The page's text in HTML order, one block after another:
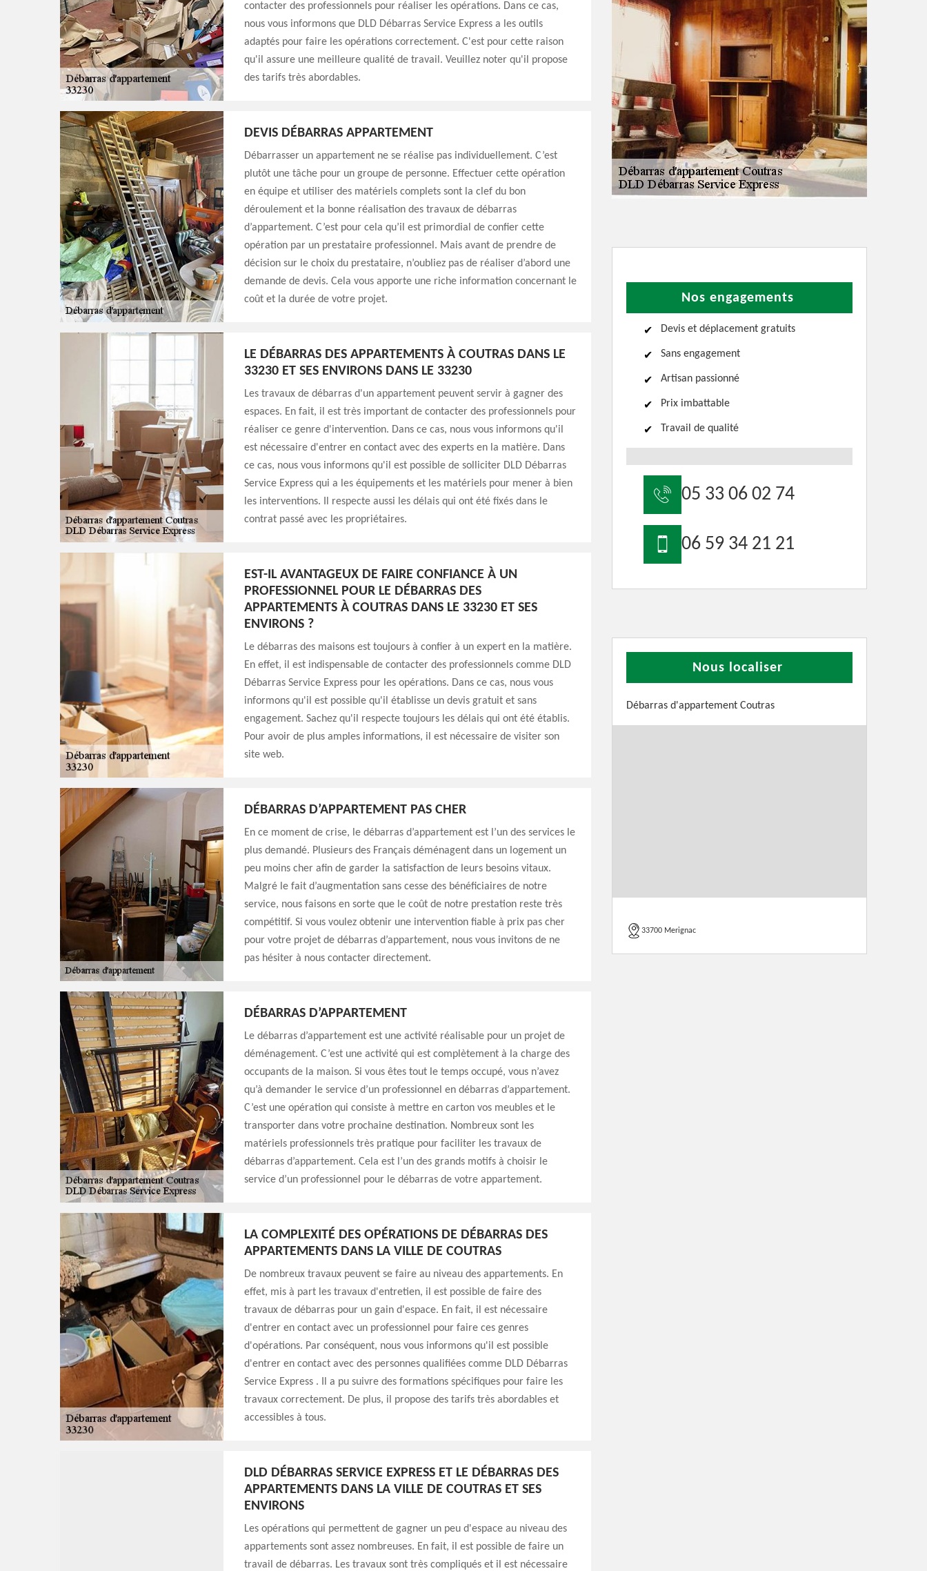
contacter des professionnels pour réaliser les opérations. Dans ce cas,
nous vous informons que DLD Débarras Service Express a les outils
adaptés pour faire les opérations correctement. C'est pour cette raison
qu'il assure une meilleure qualité de travail. Veuillez noter qu'il propose
des tarifs très abordables.
DEVIS DÉBARRAS APPARTEMENT
Débarrasser un appartement ne se réalise pas individuellement. C’est
plutôt une tâche pour un groupe de personne. Effectuer cette opération
en équipe et utiliser des matériels complets sont la clef du bon
déroulement et la bonne réalisation des travaux de débarras
d’appartement. C’est pour cela qu’il est primordial de confier cette
opération par un prestataire professionnel. Mais avant de prendre de
décision sur le choix du prestataire, n’oubliez pas de réaliser d’abord une
demande de devis. Cela vous apporte une riche information concernant le
coût et la durée de votre projet.
LE DÉBARRAS DES APPARTEMENTS À COUTRAS DANS LE
33230 ET SES ENVIRONS DANS LE 33230
Les travaux de débarras d'un appartement peuvent servir à gagner des
espaces. En fait, il est très important de contacter des professionnels pour
réaliser ce genre d'intervention. Dans ce cas, nous vous informons qu'il
est nécessaire d'entrer en contact avec des experts en la matière. Dans
ce cas, nous vous informons qu'il est possible de solliciter DLD Débarras
Service Express qui a les équipements et les matériels pour mener à bien
les interventions. Il respecte aussi les délais qui ont été fixés dans le
contrat passé avec les propriétaires.
EST-IL AVANTAGEUX DE FAIRE CONFIANCE À UN
PROFESSIONNEL POUR LE DÉBARRAS DES
APPARTEMENTS À COUTRAS DANS LE 33230 ET SES
ENVIRONS ?
Le débarras des maisons est toujours à confier à un expert en la matière.
En effet, il est indispensable de contacter des professionnels comme DLD
Débarras Service Express pour les opérations. Dans ce cas, nous vous
informons qu'il est possible qu'il établisse un devis gratuit et sans
engagement. Sachez qu'il respecte toujours les délais qui ont été établis.
Pour avoir de plus amples informations, il est nécessaire de visiter son
site web.
DÉBARRAS D’APPARTEMENT PAS CHER
En ce moment de crise, le débarras d’appartement est l’un des services le
plus demandé. Plusieurs des Français déménagent dans un logement un
peu moins cher afin de garder la satisfaction de leurs besoins vitaux.
Malgré le fait d’augmentation sans cesse des bénéficiaires de notre
service, nous faisons en sorte que le coût de notre prestation reste très
compétitif. Si vous voulez obtenir une intervention fiable à prix pas cher
pour votre projet de débarras d’appartement, nous vous invitons de ne
pas hésiter à nous contacter directement.
DÉBARRAS D’APPARTEMENT
Le débarras d’appartement est une activité réalisable pour un projet de
déménagement. C’est une activité qui est complètement à la charge des
occupants de la maison. Si vous êtes tout le temps occupé, vous n’avez
qu’à demander le service d’un professionnel en débarras d’appartement.
C’est une opération qui consiste à mettre en carton vos meubles et le
transporter dans votre prochaine destination. Nombreux sont les
matériels professionnels très pratique pour faciliter les travaux de
débarras d’appartement. Cela est l’un des grands motifs à choisir le
service d’un professionnel pour le débarras de votre appartement.
LA COMPLEXITÉ DES OPÉRATIONS DE DÉBARRAS DES
APPARTEMENTS DANS LA VILLE DE COUTRAS
De nombreux travaux peuvent se faire au niveau des appartements. En
effet, mis à part les travaux d'entretien, il est possible de faire des
travaux de débarras pour un gain d'espace. En fait, il est nécessaire
d'entrer en contact avec un professionnel pour faire ces genres
d'opérations. Par conséquent, nous vous informons qu'il est possible
d'entrer en contact avec des personnes qualifiées comme DLD Débarras
Service Express . Il a pu suivre des formations spécifiques pour faire les
travaux correctement. De plus, il propose des tarifs très abordables et
accessibles à tous.
DLD DÉBARRAS SERVICE EXPRESS ET LE DÉBARRAS DES
APPARTEMENTS DANS LA VILLE DE COUTRAS ET SES
ENVIRONS
Les opérations qui permettent de gagner un peu d'espace au niveau des
appartements sont assez nombreuses. En fait, il est possible de faire un
travail de débarras. Les travaux sont très compliqués et il est nécessaire
Nos engagements
Devis et déplacement gratuits
Sans engagement
Artisan passionné
Prix imbattable
Travail de qualité
05 33 06 02 74
06 59 34 21 21
Nous localiser
Débarras d'appartement Coutras
33700 Merignac